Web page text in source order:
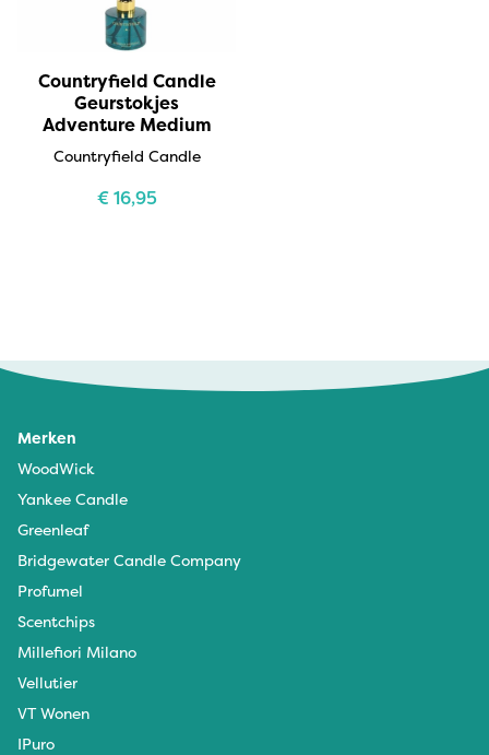
Countryfield Candle
Geurstokjes
Adventure Medium
Countryfield Candle
€16,95
Merken
WoodWick
Yankee Candle
Greenleaf
Bridgewater Candle Company
Profumel
Scentchips
Millefiori Milano
Vellutier
VT Wonen
IPuro